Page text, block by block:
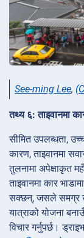
See-ming Lee,
तथ्य ६: ताइवानमा
सीमित उपलब्धता,
कारण, ताइवानमा
तुलनामा अपेक्षाकृत
ताइवानमा कार
सक्छन्, जसले समग्र
यात्राको योजना
विचार गर्नुपर्छ।